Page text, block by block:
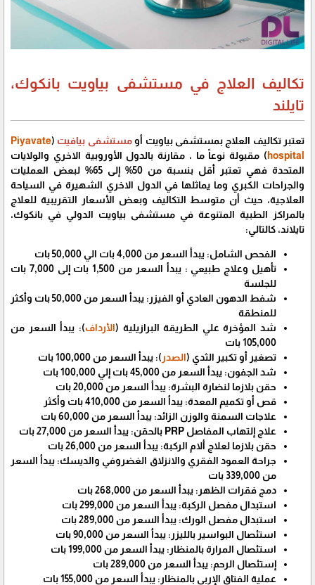
تكاليف العلاج في مستشفى بياويت بانكوك،
تايلند
تعتبر تكاليف العلاج بمستشفى بياويت أومستشفى بيافيت (
Piyavate
hospital) مقبولة نوعاً ما ، مقارنة بالدول الأوروبية الاخري والولايات
المتحدة فهي تعتبر أقل بنسبة من 50% إلى 65% لبعض العمليات
والجراحات الكبري وما يماثلها في الدول الاخري الشهيرة في السياحة
العلاجية، حيث أن متوسط التكاليف وبعض الأسعار التقريبية للعلاج
بالمراكز الطبية المتنوعة في مستشفى بياويت الدولي في بانكوك،
تايلاند، كالتالي:
الفحص الشامل: يبدأ السعر من 4,000 بات الي 50,000 بات
تأهيل وعلاج طبيعي : يبدأ السعر من 1,500 بات إلى 7,000 بات
للجلسة
شفط الدهون العادي أو الفيزر: يبدأ السعر من 50,000 بات وأكثر
للمنطقة
شد المؤخرة علي الطريقة البرازيلية (الأرداف): يبدأ السعر من
105,000 بات
تصغير أو تكبير الثدي (الصدر ): يبدأ السعر من 100,000 بات
شد الجفون: يبدأ السعر من 45,000 بات إلي 100,000 بات
حقن بلازما لنضارة البشرة: يبدأ السعر من 20,000 بات
قص أو تكميم المعدة: يبدأ السعر من 410,000 بات وأكثر
علاجات السمنة والوزن الزائد: يبدأ السعر من 60,000 بات
علاج إلتهاب المفاصل PRP بالحقن: يبدأ السعر من 27,000 بات
حقن بلازما لعلاج ألام الركبة: يبدأ السعر من 26,000 بات
جراحة العمود الفقري والانزلاق الغضروفي والديسك: يبدأ السعر
من 339,000 بات
دمج فقرات الظهر: يبدأ السعر من 268,000 بات
استبدال مفصل الركبة: يبدأ السعر من 299,000 بات
استبدال مفصل الورك: يبدأ السعر من 289,000 بات
استئصال البواسير بالليزر: يبدأ السعر من 90,000 بات
استئصال المرارة بالمنظار: يبدأ السعر من 199,000 بات
إستئصال الرحم: يبدأ السعر من 289,000 بات
عملية الفتاق الإربي بالمنظار: يبدأ السعر من 155,000 بات